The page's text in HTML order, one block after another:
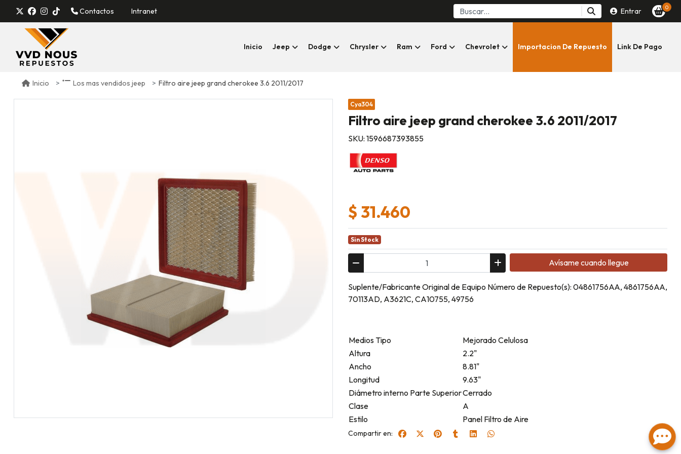
Contactos Intranet Entrar 0
Inicio Jeep Dodge Chrysler Ram Ford Chevrolet Importacion De Repuesto Link De Pago
Inicio Los mas vendidos jeep Filtro aire jeep grand cherokee 3.6 2011/2017
Cya304
Filtro aire jeep grand cherokee 3.6 2011/2017
SKU: 1596687393855
$ 31.460
Sin Stock
Avísame cuando llegue
Suplente/Fabricante Original de Equipo Número de Repuesto(s): 04861756AA, 4861756AA,
70113AD, A3621C, CA10755, 49756
Medios Tipo
Mejorado Celulosa
Altura
2.2"
Ancho
8.81"
Longitud
9.63"
Diámetro interno Parte SuperiorCerrado
Clase
A
Estilo
Panel Filtro de Aire
Compartir en: